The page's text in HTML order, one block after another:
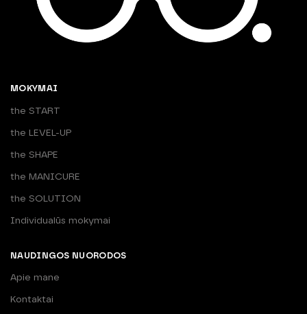
MOKYMAI
the START
the LEVEL-UP
the SHAPE
the MANICURE
the SOLUTION
Individualūs mokymai
NAUDINGOS NUORODOS
Apie mane
Kontaktai